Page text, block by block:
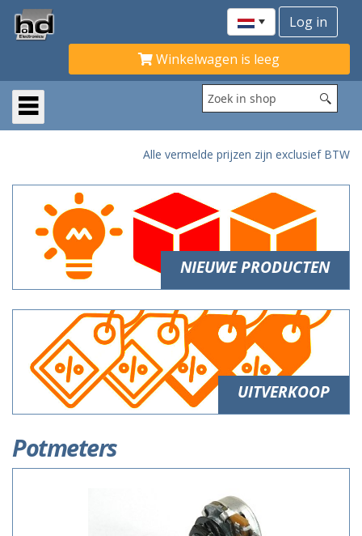
Winkelwagen is leeg
Alle vermelde prijzen zijn exclusief BTW
NIEUWE PRODUCTEN
UITVERKOOP
Potmeters